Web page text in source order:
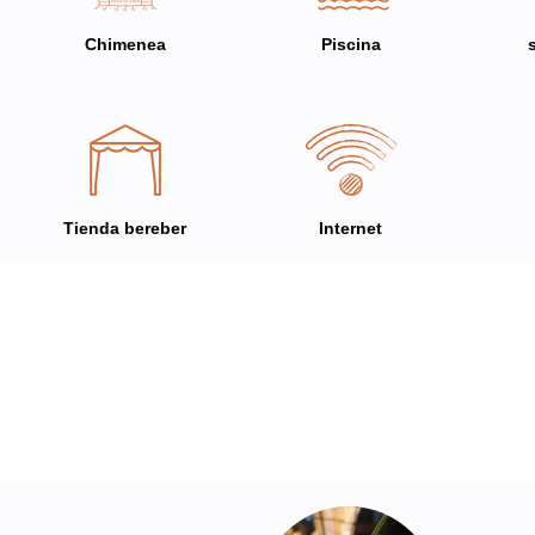
Chimenea Piscina
Tienda bereber Internet